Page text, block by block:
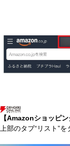
【Amazonショッピン
上部のタブ“リスト”を